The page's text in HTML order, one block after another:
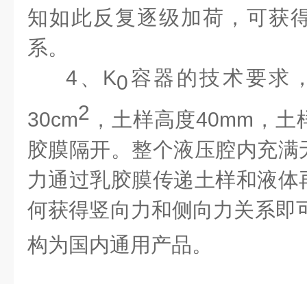
知如此反复逐级加荷，可获
系。
4、K0容器的技术要求
30cm2 ，土样高度40mm，
胶膜隔开。整个液压腔内充
力通过乳胶膜传递土样和液
何获得竖向力和侧向力关系即
构为国内通用产品。